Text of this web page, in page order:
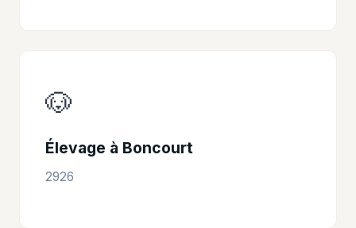
🐶
Élevage à Boncourt
2926